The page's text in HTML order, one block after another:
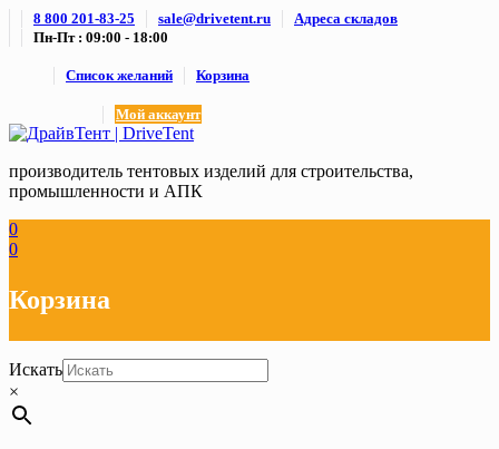
Skip8 800 201-83-25 sale@drivetent.ru
Адреса складов
Пн-Пт : 09:00 - 18:00
Список желаний Корзина
Мой аккаунт
производитель тентовых изделий для строительства,
промышленности и АПК
0
0
Корзина
Искать
×